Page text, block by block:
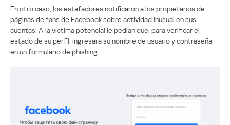
En otro caso, los estafadores notificaron a los propietarios de
páginas de fans de Facebook sobre actividad inusual en sus
cuentas. A la víctima potencial le pedían que, para verificar el
estado de su perfil, ingresara su nombre de usuario y contraseña
en un formulario de phishing.